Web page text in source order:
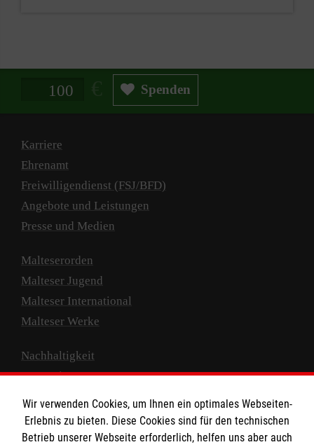
Spendenbetrag in Euro Spenden
Karriere
Ehrenamt
Freiwilligendienst (FSJ/BFD)
Angebote und Leistungen
Presse und Medien
Malteserorden
Malteser Jugend
Malteser International
Malteser Werke
Nachhaltigkeit
Prävention
Compliance
Transparenz
Spenden und Helfen
Wir verwenden Cookies, um Ihnen ein optimales Webseiten-
Erlebnis zu bieten. Diese Cookies sind für den technischen
Betrieb unserer Webseite erforderlich, helfen uns aber auch